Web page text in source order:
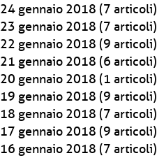
24 gennaio 2018 (7 articoli)
23 gennaio 2018 (7 articoli)
22 gennaio 2018 (9 articoli)
21 gennaio 2018 (6 articoli)
20 gennaio 2018 (1 articoli)
19 gennaio 2018 (9 articoli)
18 gennaio 2018 (7 articoli)
17 gennaio 2018 (9 articoli)
16 gennaio 2018 (7 articoli)